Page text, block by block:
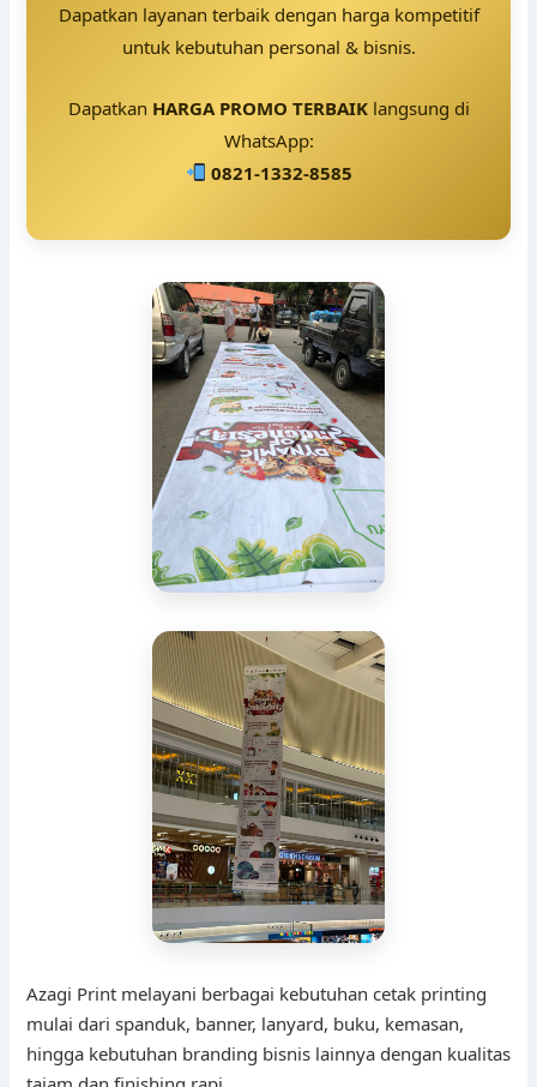
Dapatkan layanan terbaik dengan harga kompetitif
untuk kebutuhan personal & bisnis.
Dapatkan HARGA PROMO TERBAIKlangsung di
WhatsApp:
0821-1332-8585
Azagi Print melayani berbagai kebutuhan cetak printing
mulai dari spanduk, banner, lanyard, buku, kemasan,
hingga kebutuhan branding bisnis lainnya dengan kualitas